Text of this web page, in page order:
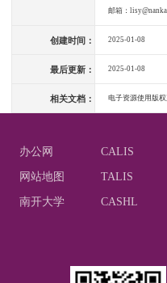
邮箱：
创建时间： 2025-01-08
最后更新： 2025-01-08
相关文档： 电子资源使用版权
办公网 CALIS
网站地图 TALIS
南开大学 CASHL